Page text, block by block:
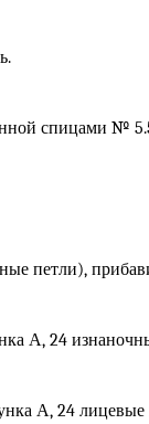
спицами №
петли),
А, 24
А, 24